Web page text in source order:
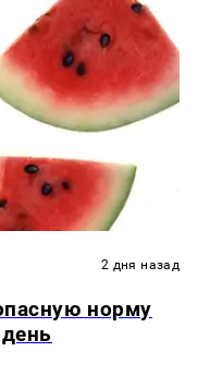
2 дня назад
норму